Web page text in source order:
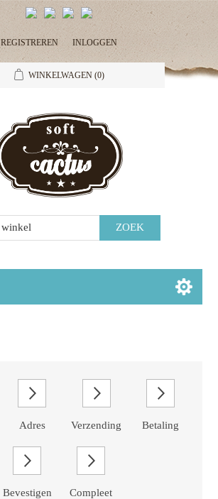
REGISTREREN INLOGGEN
WINKELWAGEN (0)
Adres Verzending Betaling
Bevestigen Compleet